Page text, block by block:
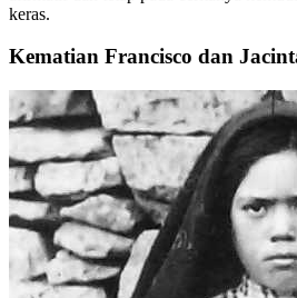
keras.
Kematian Francisco dan